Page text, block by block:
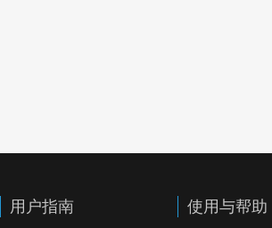
用户指南 使用与帮助